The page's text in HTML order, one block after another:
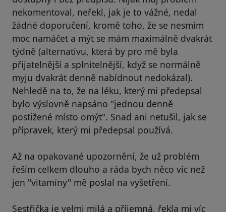
nekomentoval, neřekl, jak je to vážné, nedal
žádné doporučení, kromě toho, že se nesmím
moc namáčet a mýt se mám maximálně dvakrát
týdně (alternativu, která by pro mě byla
přijatelnější a splnitelnější, když se normálně
myju dvakrát denně nabídnout nedokázal).
Nehledě na to, že na léku, který mi předepsal
bylo výslovně napsáno "jednou denně
postižené místo omýt". Snad ani netušil, jak se
přípravek, který mi předepsal používá.
Až na opakované upozornění, že už problém
řeším celkem dlouho a ráda bych něco víc než
jen "vitamíny" mě poslal na vyšetření.
Sestřička je velmi milá a příjemná, řekla mi víc